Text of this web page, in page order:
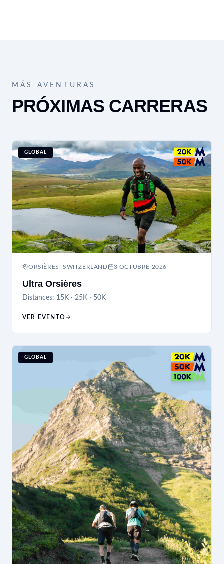
MÁS AVENTURAS
PRÓXIMAS CARRERAS
GLOBAL
ORSIÈRES, SWITZERLAND 3 OCTUBRE 2026
Ultra Orsières
Distances: 15K · 25K · 50K
VER EVENTO
GLOBAL